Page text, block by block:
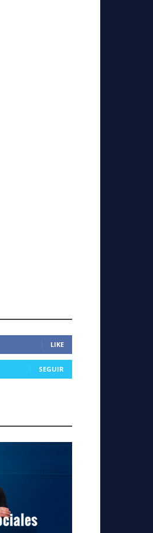
LIKE
SEGUIR